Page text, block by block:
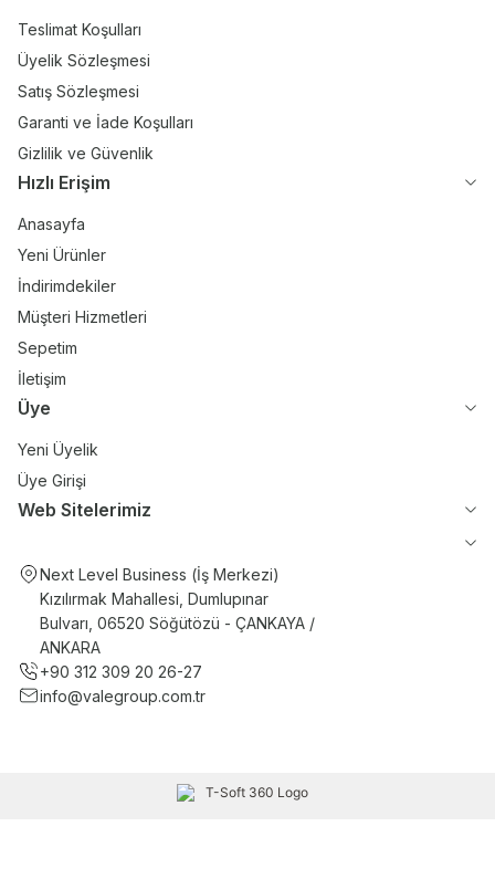
Teslimat Koşulları
Üyelik Sözleşmesi
Satış Sözleşmesi
Garanti ve İade Koşulları
Gizlilik ve Güvenlik
Hızlı Erişim
Anasayfa
Yeni Ürünler
İndirimdekiler
Müşteri Hizmetleri
Sepetim
İletişim
Üye
Yeni Üyelik
Üye Girişi
Web Sitelerimiz
Next Level Business (İş Merkezi)
Kızılırmak Mahallesi, Dumlupınar
Bulvarı, 06520 Söğütözü - ÇANKAYA /
ANKARA
+90 312 309 20 26-27
info@valegroup.com.tr